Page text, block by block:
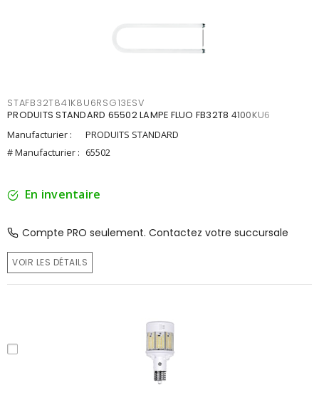
STAFB32T841K8U6RSG13ESV
PRODUITS STANDARD 65502 LAMPE FLUO FB32T8 4100KU6
Manufacturier :
PRODUITS STANDARD
# Manufacturier : 65502
En inventaire
Compte PRO seulement. Contactez votre succursale
VOIR LES DÉTAILS